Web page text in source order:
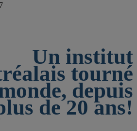
Un institut
tourné
depuis
de 20 ans!